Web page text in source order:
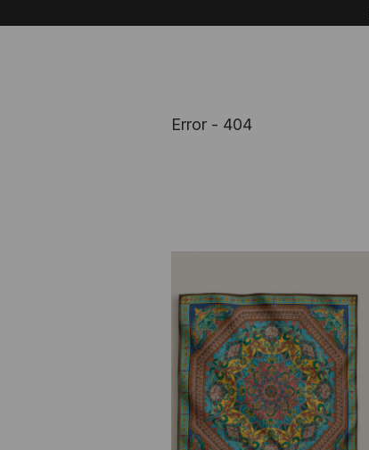
Error - 404